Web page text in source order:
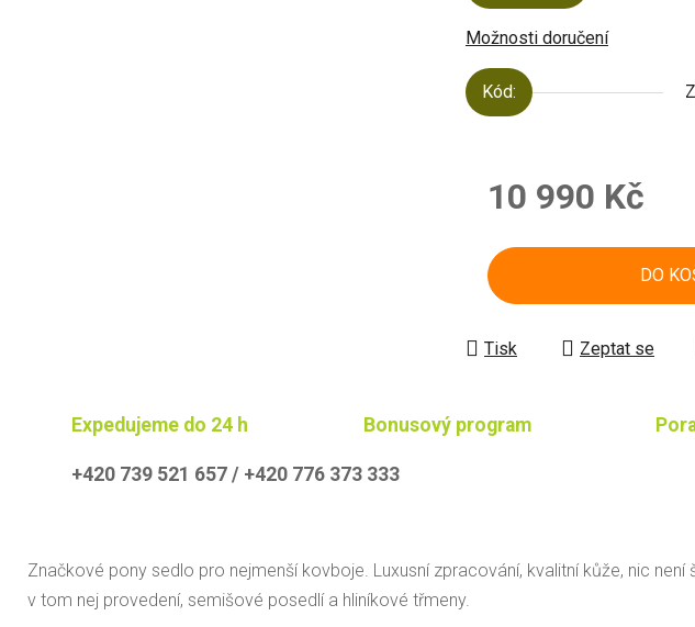
Možnosti doručení
Kód:
10 990 Kč
DO
Tisk Zeptat se
Expedujeme do 24 h Bonusový program
+420 739 521 657 / +420 776 373 333
Značkové pony sedlo pro nejmenší kovboje. Luxusní zpracování, kvalitní kůže, nic není
v tom nej provedení, semišové posedlí a hliníkové třmeny.